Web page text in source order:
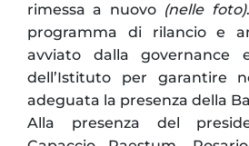
rimessa a nuovo (nelle foto)
programma di rilancio e
avviato dalla governance
dell’Istituto per garantire
adeguata la presenza della
Alla presenza del